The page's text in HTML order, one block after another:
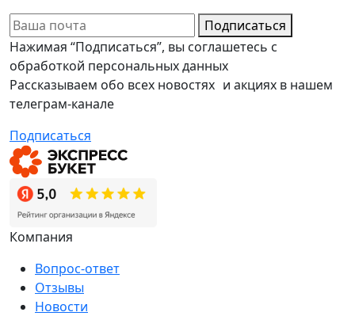
Подписаться
Нажимая “Подписаться”, вы соглашетесь с
обработкой персональных данных
Рассказываем обо всех новостях и акциях в нашем
телеграм-канале
Подписаться
Компания
Вопрос-ответ
Отзывы
Новости